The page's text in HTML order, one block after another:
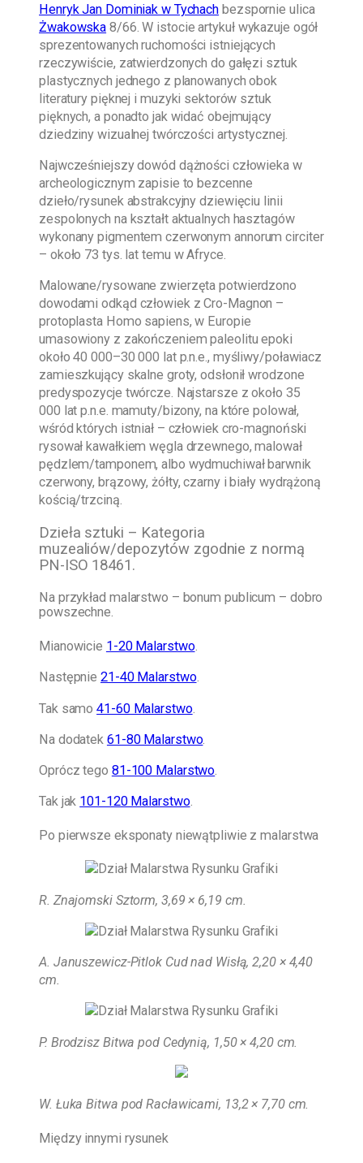
Henryk Jan Dominiak w Tychach bezspornie ulica
Żwakowska 8/66. W istocie artykuł wykazuje ogół
sprezentowanych ruchomości istniejących
rzeczywiście, zatwierdzonych do gałęzi sztuk
plastycznych jednego z planowanych obok
literatury pięknej i muzyki sektorów sztuk
pięknych, a ponadto jak widać obejmujący
dziedziny wizualnej twórczości artystycznej.
Najwcześniejszy dowód dążności człowieka w
archeologicznym zapisie to bezcenne
dzieło/rysunek abstrakcyjny dziewięciu linii
zespolonych na kształt aktualnych hasztagów
wykonany pigmentem czerwonym annorum circiter
– około 73 tys. lat temu w Afryce.
Malowane/rysowane zwierzęta potwierdzono
dowodami odkąd człowiek z Cro-Magnon –
protoplasta Homo sapiens, w Europie
umasowiony z zakończeniem paleolitu epoki
około 40 000–30 000 lat p.n.e., myśliwy/poławiacz
zamieszkujący skalne groty, odsłonił wrodzone
predyspozycje twórcze. Najstarsze z około 35
000 lat p.n.e. mamuty/bizony, na które polował,
wśród których istniał – człowiek cro-magnoński
rysował kawałkiem węgla drzewnego, malował
pędzlem/tamponem, albo wydmuchiwał barwnik
czerwony, brązowy, żółty, czarny i biały wydrążoną
kością/trzciną.
Dzieła sztuki – Kategoria
muzealiów/depozytów zgodnie z normą
PN-ISO 18461.
Na przykład malarstwo – bonum publicum – dobro
powszechne.
Mianowicie 1-20 Malarstwo.
Następnie 21-40 Malarstwo.
Tak samo41-60 Malarstwo.
Na dodatek 61-80 Malarstwo.
Oprócz tego 81-100 Malarstwo.
Tak jak 101-120 Malarstwo.
Po pierwsze eksponaty niewątpliwie z malarstwa
R. Znajomski Sztorm, 3,69 × 6,19 cm
A. Januszewicz-Pitlok Cud nad Wisłą, 2,20 × 4,40
cm.
P. Brodzisz Bitwa pod Cedynią, 1,50 × 4,20 cm.
W. Łuka Bitwa pod Racławicami, 13,2 × 7,70 cm.
Między innymi rysunek